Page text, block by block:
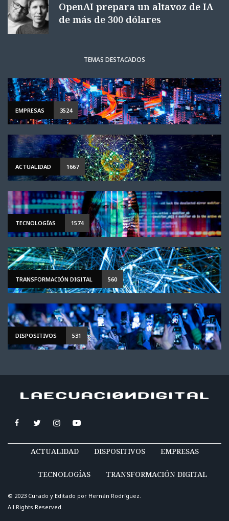
OpenAI prepara un altavoz de IA
de más de 300 dólares
TEMAS DESTACADOS
EMPRESAS 3524
ACTUALIDAD 1667
TECNOLOGÍAS 1574
TRANSFORMACIÓN DIGITAL 560
DISPOSITIVOS 531
ACTUALIDAD DISPOSITIVOS EMPRESAS
TECNOLOGÍAS TRANSFORMACIÓN DIGITAL
© 2023 Curado y Editado por Hernán Rodríguez.
All Rights Reserved.